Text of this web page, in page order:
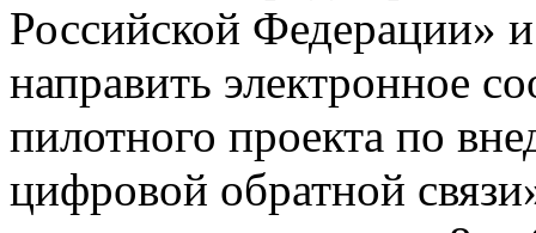
Российской Федерации»
направить электронное
пилотного проекта по
цифровой обратной